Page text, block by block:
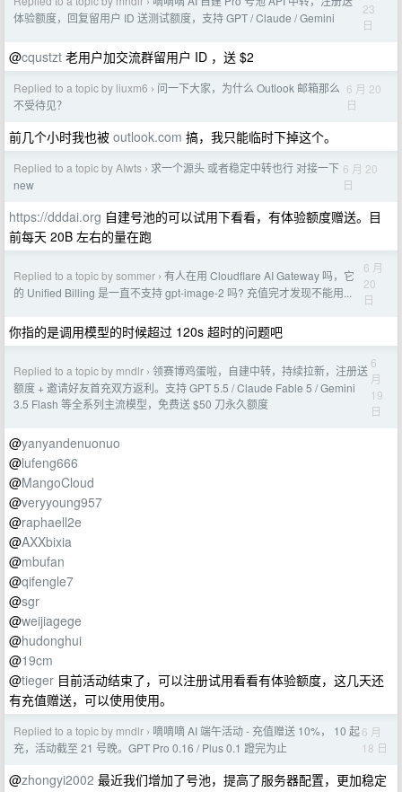
体验额度，回复留用户 ID 送测试额度，支持 GPT / Claude / Gemini
23
日
@cqustzt 老用户加交流群留用户 ID ，送 $2
Replied to a topic by liuxm6 › 问一下大家，为什么 Outlook 邮箱那么
不受待见？
6 月 20
日
前几个小时我也被 outlook.com 搞，我只能临时下掉这个。
Replied to a topic by AIwts › 求一个源头 或者稳定中转也行 对接一下
new
6 月 20
日
https://dddai.org 自建号池的可以试用下看看，有体验额度赠送。目
前每天 20B 左右的量在跑
Replied to a topic by sommer › 有人在用 Cloudflare AI Gateway 吗，它
的 Unified Billing 是一直不支持 gpt-image-2 吗? 充值完才发现不能用...
6 月
20
日
你指的是调用模型的时候超过 120s 超时的问题吧
Replied to a topic by mndlr › 领赛博鸡蛋啦，自建中转，持续拉新，注册送
额度 + 邀请好友首充双方返利。支持 GPT 5.5 / Claude Fable 5 / Gemini
3.5 Flash 等全系列主流模型，免费送 $50 刀永久额度
6
月
19
日
@yanyandenuonuo
@lufeng666
@MangoCloud
@veryyoung957
@raphaell2e
@AXXbixia
@mbufan
@qifengle7
@sgr
@weijiagege
@hudonghui
@19cm
@tieger 目前活动结束了，可以注册试用看看有体验额度，这几天还
有充值赠送，可以使用使用。
Replied to a topic by mndlr › 嘀嘀嘀 AI 端午活动 - 充值赠送 10%， 10 起
充，活动截至 21 号晚。GPT Pro 0.16 / Plus 0.1 蹬完为止
6 月
18 日
@zhongyi2002 最近我们增加了号池，提高了服务器配置，更加稳定